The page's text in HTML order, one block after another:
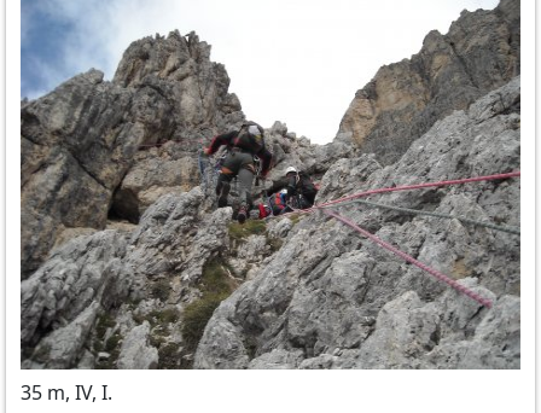
35 m, IV, I.